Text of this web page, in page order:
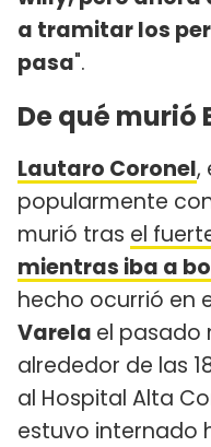
a tramitar los
pasa".
De qué murió
Lautaro Coronel,
popularmente
murió tras el
mientras iba a
hecho ocurrió en
Varela el pasado
alrededor de las
al Hospital Alta
estuvo internado